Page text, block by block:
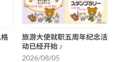
旅游大使就职五周年纪念活
动已经开始 ♪
2026/08/05